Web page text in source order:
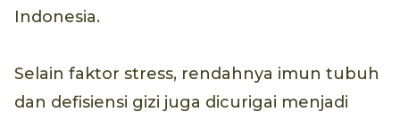
Indonesia.
Selain faktor stress, rendahnya imun tubuh
dan defisiensi gizi juga dicurigai menjadi